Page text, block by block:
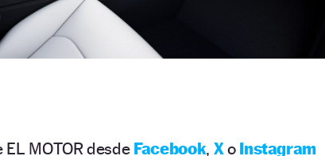
MOTOR desde Facebook, Xo Instagram